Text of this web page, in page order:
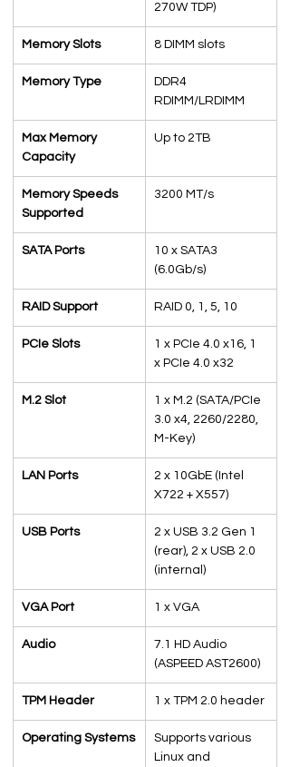
270W TDP)
Memory Slots 8 DIMM slots
Memory Type
DDR4
RDIMM/LRDIMM
Max Memory
Capacity
Up to 2TB
Memory Speeds
Supported
3200 MT/s
SATA Ports
10 x SATA3
(6.0Gb/s)
RAID Support RAID 0, 1, 5, 10
PCIe Slots
1 x PCIe 4.0 x16, 1
x PCIe 4.0 x32
M.2 Slot
1 x M.2 (SATA/PCIe
3.0 x4, 2260/2280,
M-Key)
LAN Ports
2 x 10GbE (Intel
X722 + X557)
USB Ports
2 x USB 3.2 Gen 1
(rear), 2 x USB 2.0
(internal)
VGA Port 1 x VGA
Audio
7.1 HD Audio
(ASPEED AST2600)
TPM Header 1 x TPM 2.0 header
Operating Systems
Supports various
Linux and